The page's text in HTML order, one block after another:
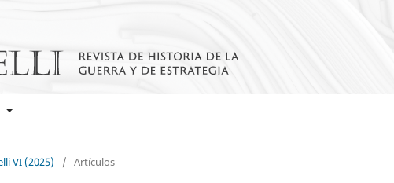
VI (2025) / Artículos